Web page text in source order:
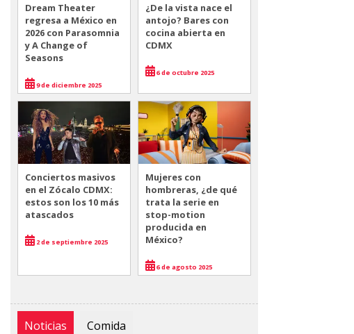
Dream Theater
regresa a México en
2026 con Parasomnia
y A Change of
Seasons
9 de diciembre 2025
¿De la vista nace el
antojo? Bares con
cocina abierta en
CDMX
6 de octubre 2025
Conciertos masivos
en el Zócalo CDMX:
estos son los 10 más
atascados
2 de septiembre 2025
Mujeres con
hombreras, ¿de qué
trata la serie en
stop-motion
producida en
México?
6 de agosto 2025
Noticias Comida